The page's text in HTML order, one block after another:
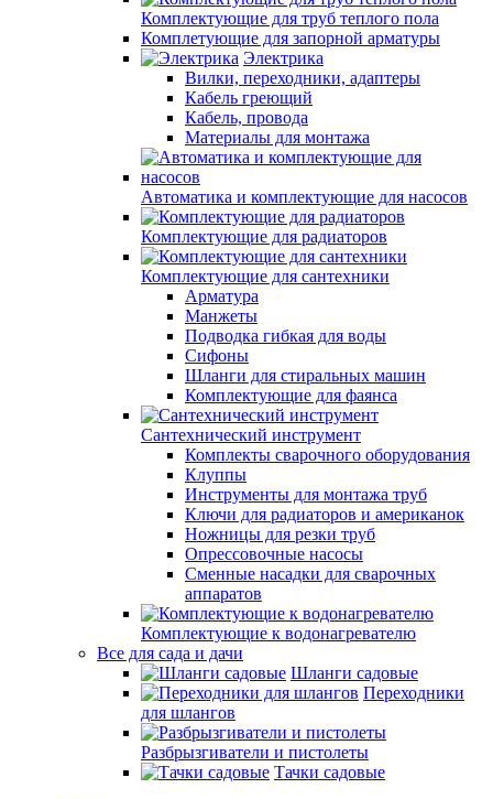
Комплектующие для труб теплого пола
Комплетующие для запорной арматуры
Электрика
Вилки, переходники, адаптеры
Кабель греющий
Кабель, провода
Материалы для монтажа
Автоматика и комплектующие для насосов
Комплектующие для радиаторов
Комплектующие для сантехники
Арматура
Манжеты
Подводка гибкая для воды
Сифоны
Шланги для стиральных машин
Комплектующие для фаянса
Сантехнический инструмент
Комплекты сварочного оборудования
Клуппы
Инструменты для монтажа труб
Ключи для радиаторов и американок
Ножницы для резки труб
Опрессовочные насосы
Сменные насадки для сварочных
аппаратов
Комплектующие к водонагревателю
Все для сада и дачи
Шланги садовые
Переходники
для шлангов
Разбрызгиватели и пистолеты
Тачки садовые